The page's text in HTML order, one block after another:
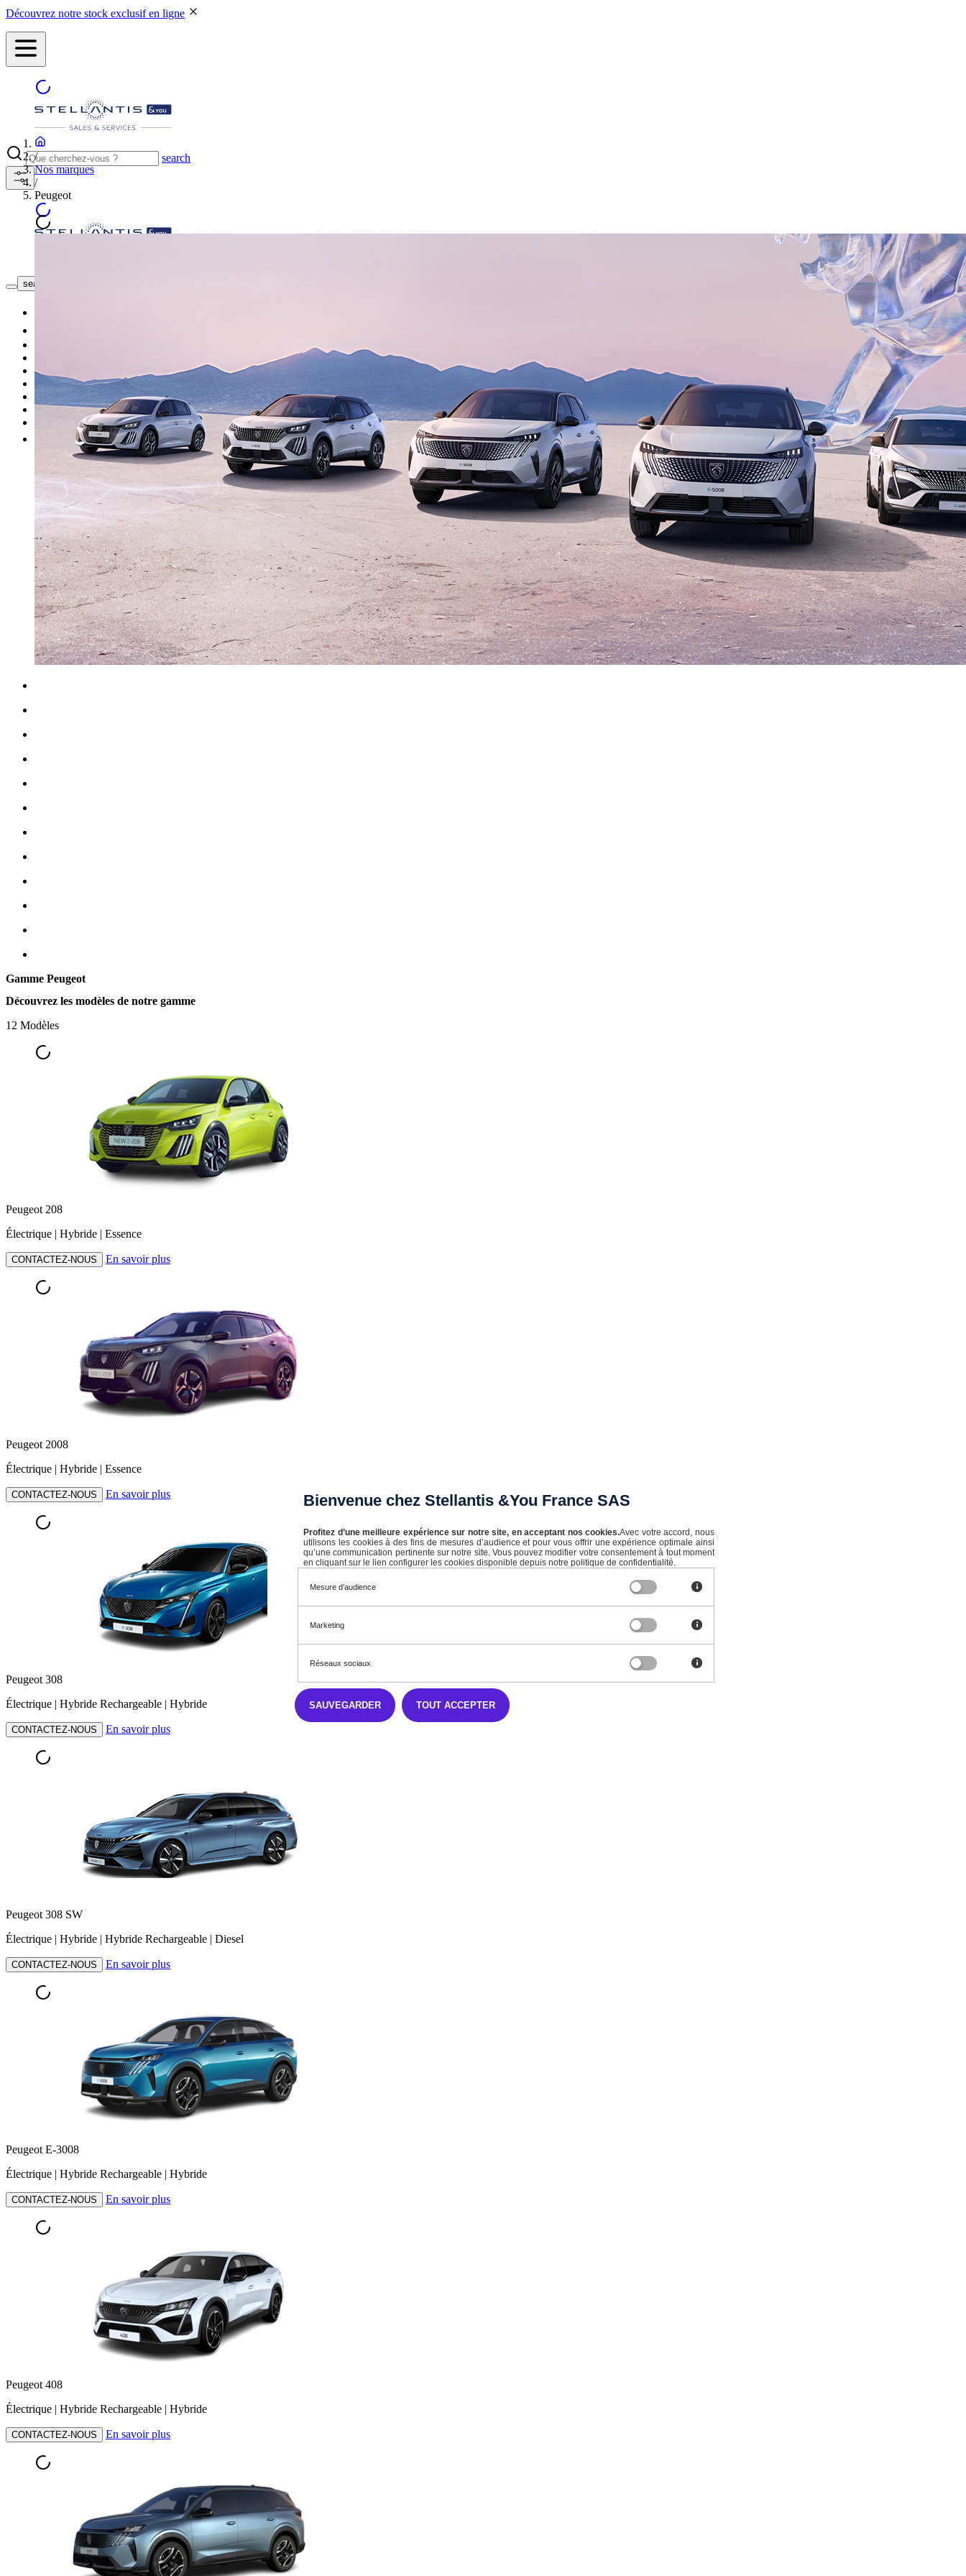
Découvrez notre stock exclusif en ligne
search
search button - icon
Entretien
Reprise
Professionnel
Nous rejoindre
/
Nos marques
/
Peugeot
Gamme Peugeot
Découvrez les modèles de notre gamme
12 Modèles
Peugeot 208
Électrique | Hybride | Essence
CONTACTEZ-NOUS En savoir plus
Peugeot 2008
Électrique | Hybride | Essence
CONTACTEZ-NOUS En savoir plus
Peugeot 308
Électrique | Hybride Rechargeable | Hybride
CONTACTEZ-NOUS En savoir plus
Peugeot 308 SW
Électrique | Hybride | Hybride Rechargeable | Diesel
CONTACTEZ-NOUS En savoir plus
Peugeot E-3008
Électrique | Hybride Rechargeable | Hybride
CONTACTEZ-NOUS En savoir plus
Peugeot 408
Électrique | Hybride Rechargeable | Hybride
CONTACTEZ-NOUS En savoir plus
Bienvenue chez Stellantis &You France SAS
Profitez d’une meilleure expérience sur notre site, en acceptant nos cookies.Avec votre accord, nous
utilisons les cookies à des fins de mesures d’audience et pour vous offrir une expérience optimale ainsi
qu’une communication pertinente sur notre site. Vous pouvez modifier votre consentement à tout moment
en cliquant sur le lien configurer les cookies disponible depuis notre politique de confidentialité.
Mesure d’audience
Marketing
Réseaux sociaux
TOUT ACCEPTER
SAUVEGARDER